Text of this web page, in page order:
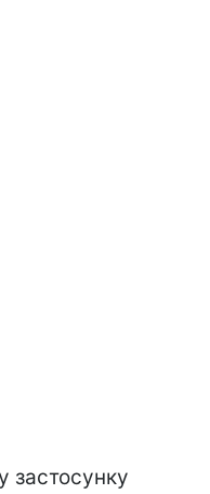
застосунку